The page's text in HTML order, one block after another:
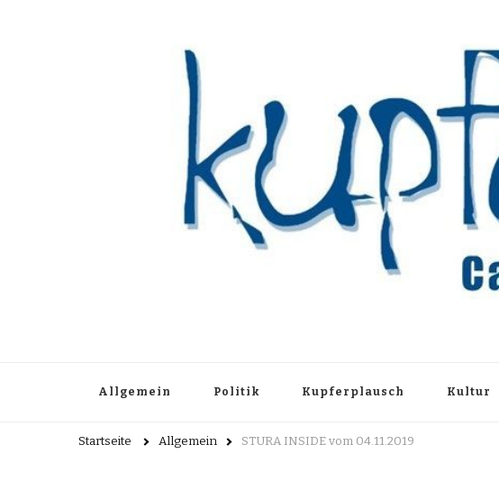
Kupferblau Archiv
Allgemein Politik Kupferplausch Kultur
Startseite Allgemein STURA INSIDE vom 04.11.2019